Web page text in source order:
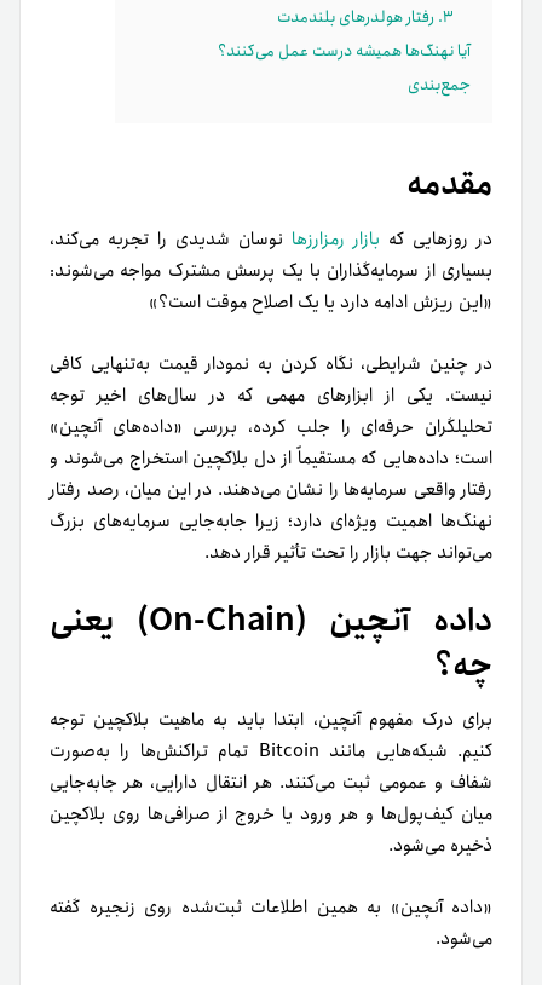
۳. رفتار هولدرهای بلندمدت
آیا نهنگ‌ها همیشه درست عمل می‌کنند؟
جمع‌بندی
مقدمه
در روزهایی که بازار رمزارزها نوسان شدیدی را تجربه می‌کند،
بسیاری از سرمایه‌گذاران با یک پرسش مشترک مواجه می‌شوند:
«این ریزش ادامه دارد یا یک اصلاح موقت است؟»
در چنین شرایطی، نگاه کردن به نمودار قیمت به‌تنهایی کافی
نیست. یکی از ابزارهای مهمی که در سال‌های اخیر توجه
تحلیلگران حرفه‌ای را جلب کرده، بررسی «داده‌های آنچین»
است؛ داده‌هایی که مستقیماً از دل بلاکچین استخراج می‌شوند و
رفتار واقعی سرمایه‌ها را نشان می‌دهند. در این میان، رصد رفتار
نهنگ‌ها اهمیت ویژه‌ای دارد؛ زیرا جابه‌جایی سرمایه‌های بزرگ
می‌تواند جهت بازار را تحت تأثیر قرار دهد.
داده آنچین (On-Chain) یعنی
چه؟
برای درک مفهوم آنچین، ابتدا باید به ماهیت بلاکچین توجه
کنیم. شبکه‌هایی مانند Bitcoin تمام تراکنش‌ها را به‌صورت
شفاف و عمومی ثبت می‌کنند. هر انتقال دارایی، هر جابه‌جایی
میان کیف‌پول‌ها و هر ورود یا خروج از صرافی‌ها روی بلاکچین
ذخیره می‌شود.
«داده آنچین» به همین اطلاعات ثبت‌شده روی زنجیره گفته
می‌شود.